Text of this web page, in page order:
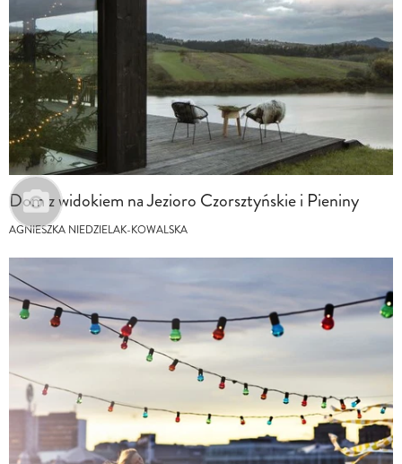
Dom z widokiem na Jezioro Czorsztyńskie i Pieniny
AGNIESZKA NIEDZIELAK-KOWALSKA